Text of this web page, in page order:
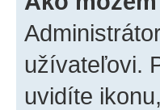
užívateľovi.
uvidíte